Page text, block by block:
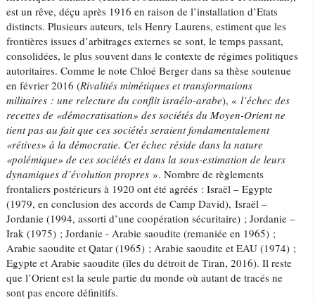
est un rêve, déçu après 1916 en raison de l’installation d’Etats
distincts. Plusieurs auteurs, tels Henry Laurens, estiment que les
frontières issues d’arbitrages externes se sont, le temps passant,
consolidées, le plus souvent dans le contexte de régimes politiques
autoritaires. Comme le note Chloé Berger dans sa thèse soutenue
en février 2016 (Rivalités mimétiques et transformations
militaires : une relecture du conflit israélo-arabe), «l’échec des
recettes de «démocratisation» des sociétés du Moyen-Orient ne
tient pas au fait que ces sociétés seraient fondamentalement
«rétives» à la démocratie. Cet échec réside dans la nature
«polémique» de ces sociétés et dans la sous-estimation de leurs
dynamiques d’évolution propres». Nombre de règlements
frontaliers postérieurs à 1920 ont été agréés : Israël – Egypte
(1979, en conclusion des accords de Camp David), Israël –
Jordanie (1994, assorti d’une coopération sécuritaire) ; Jordanie –
Irak (1975) ; Jordanie - Arabie saoudite (remaniée en 1965) ;
Arabie saoudite et Qatar (1965) ; Arabie saoudite et EAU (1974) ;
Egypte et Arabie saoudite (îles du détroit de Tiran, 2016). Il reste
que l’Orient est la seule partie du monde où autant de tracés ne
sont pas encore définitifs.